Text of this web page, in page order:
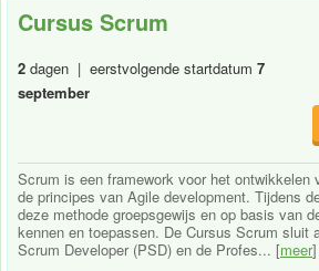
Cursus Scrum
2 dagen | eerstvolgende startdatum 7
september
Scrum is een framework voor het ontwikkelen
de principes van Agile development. Tijdens
deze methode groepsgewijs en op basis van
kennen en toepassen. De Cursus Scrum sluit
Scrum Developer (PSD) en de Profes... [meer]